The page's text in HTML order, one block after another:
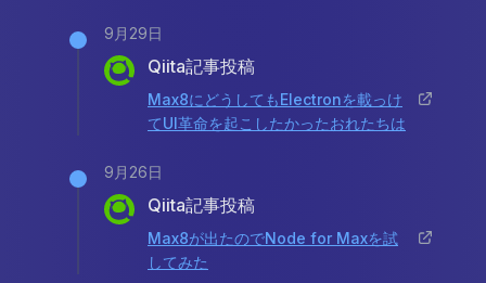
9月29日
Qiita記事投稿
Max8にどうしてもElectronを載っけ
てUI革命を起こしたかったおれたちは
9月26日
Qiita記事投稿
Max8が出たのでNode for Maxを試
してみた